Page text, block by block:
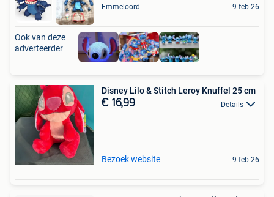
Emmeloord 9 feb 26
Ook van deze
adverteerder
Disney Lilo & Stitch Leroy Knuffel 25 cm
€ 16,99 Details
Bezoek website 9 feb 26